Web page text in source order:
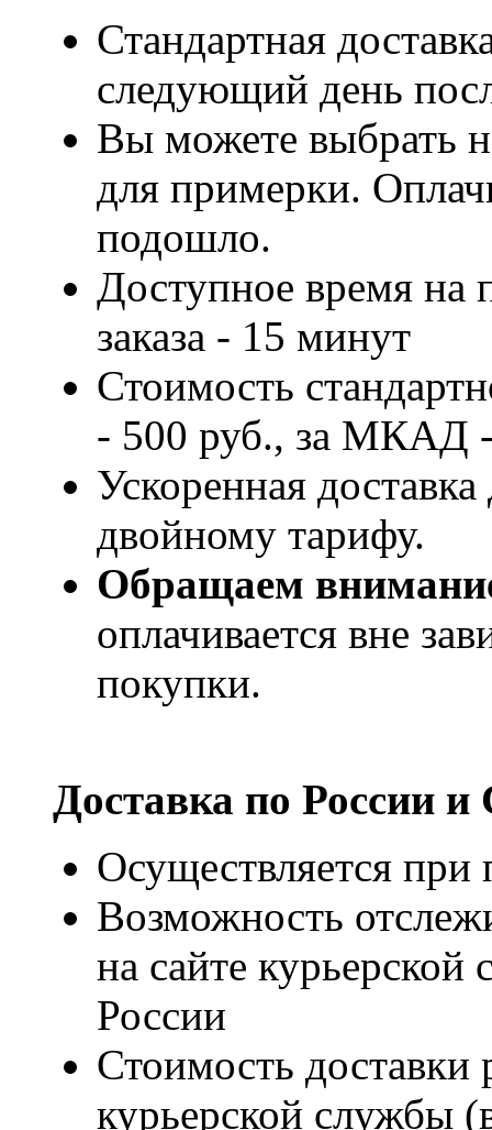
Стандартная
следующий день
Вы можете выбрать
для примерки.
подошло.
Доступное время на
заказа - 15 минут
Стоимость
- 500 руб., за МКАД
Ускоренная
двойному тарифу.
Обращаем
оплачивается вне
покупки.
Доставка по России
Осуществляется при
Возможность
на сайте
России
Стоимость доставки
курьерской службы